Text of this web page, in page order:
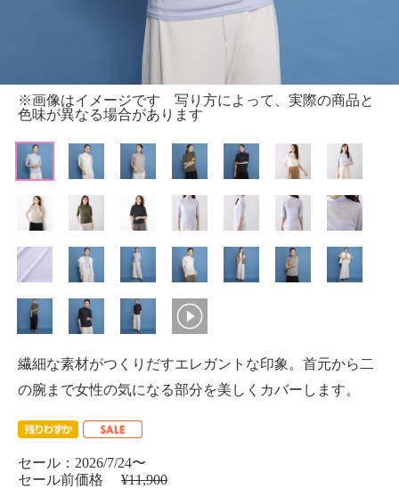
※画像はイメージです 写り方によって、実際の商品と
色味が異なる場合があります
繊細な素材がつくりだすエレガントな印象。首元から二
の腕まで女性の気になる部分を美しくカバーします。
セール：2026/7/24〜
セール前価格 ¥11,900